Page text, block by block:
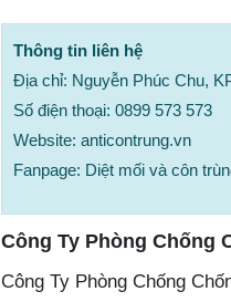
Thông tin liên hệ
Địa chỉ: Nguyễn Phúc Chu,
Số điện thoại: 0899 573 573
Website: anticontrung.vn
Fanpage: Diệt mối và côn
Công Ty Phòng Chống
Công Ty Phòng Chống